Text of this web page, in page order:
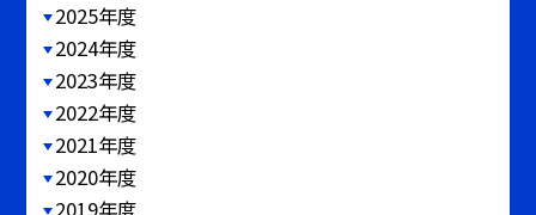
2025年度
2024年度
2023年度
2022年度
2021年度
2020年度